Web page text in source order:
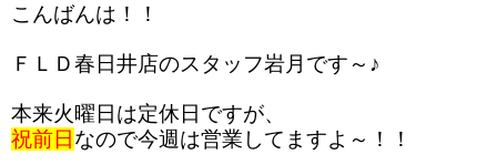
こんばんは！！
ＦＬＤ春日井店のスタッフ岩月です～♪
本来火曜日は定休日ですが、
祝前日なので今週は営業してますよ～！！